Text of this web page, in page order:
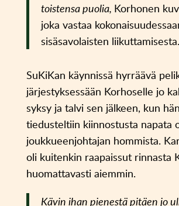
toistensa puolia, Korhonen
joka vastaa
sisäsavolaisten liikuttamisesta.
SuKiKan käynnissä hyrräävä
järjestyksessään Korhoselle jo
syksy ja talvi sen jälkeen, kun
tiedusteltiin kiinnostusta napata
joukkueenjohtajan hommista.
oli kuitenkin raapaissut rinnasta
huomattavasti aiemmin.
Kävin ihan pienestä pitäen jo